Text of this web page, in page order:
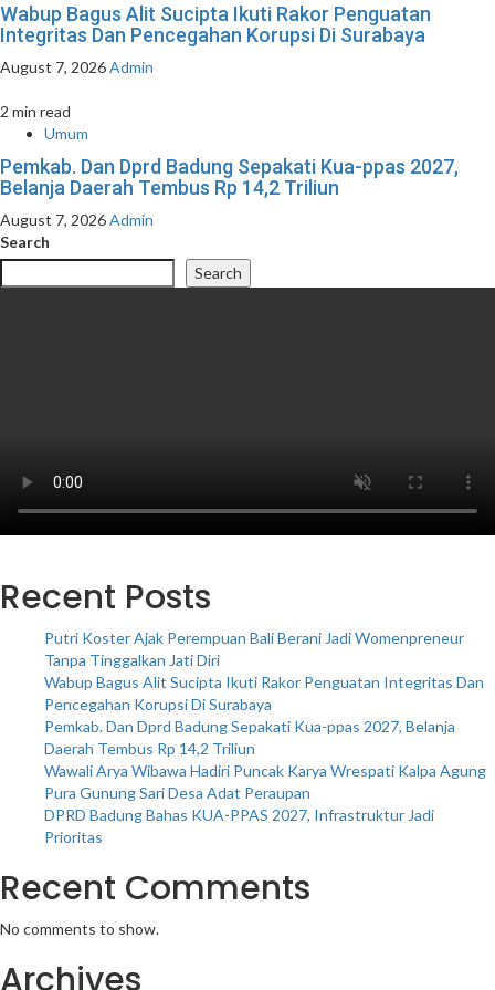
Wabup Bagus Alit Sucipta Ikuti Rakor Penguatan
Integritas Dan Pencegahan Korupsi Di Surabaya
August 7, 2026Admin
2 min read
Umum
Pemkab. Dan Dprd Badung Sepakati Kua-ppas 2027,
Belanja Daerah Tembus Rp 14,2 Triliun
August 7, 2026Admin
Search
Search
Recent Posts
Putri Koster Ajak Perempuan Bali Berani Jadi Womenpreneur
Tanpa Tinggalkan Jati Diri
Wabup Bagus Alit Sucipta Ikuti Rakor Penguatan Integritas Dan
Pencegahan Korupsi Di Surabaya
Pemkab. Dan Dprd Badung Sepakati Kua-ppas 2027, Belanja
Daerah Tembus Rp 14,2 Triliun
Wawali Arya Wibawa Hadiri Puncak Karya Wrespati Kalpa Agung
Pura Gunung Sari Desa Adat Peraupan
DPRD Badung Bahas KUA-PPAS 2027, Infrastruktur Jadi
Prioritas
Recent Comments
No comments to show.
Archives